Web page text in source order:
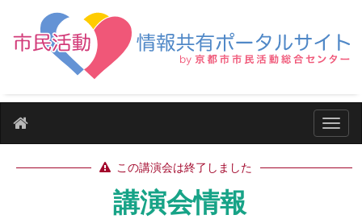
ナビ
この講演会は終了しました
講演会情報